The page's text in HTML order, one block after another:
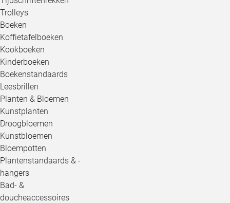
Trolleys
Boeken
Koffietafelboeken
Kookboeken
Kinderboeken
Boekenstandaards
Leesbrillen
Planten & Bloemen
Kunstplanten
Droogbloemen
Kunstbloemen
Bloempotten
Plantenstandaards & -
hangers
Bad- &
doucheaccessoires